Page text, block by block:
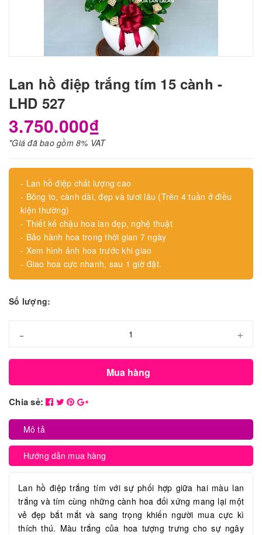
Lan hồ điệp trắng tím 15 cành -
LHD 527
3.750.000₫
*Giá đã bao gồm 8% VAT
- Lan hồ điệp chất lượng cao
- Bông to, cành dài, đẹp và tươi lâu (Trên 4 tuần ở điều
kiện thường)
- Thiết kế chậu hoa lan đẹp, nghệ thuật
- Bảo hành hoa trong thời gian 7 ngày
- Xem hình ảnh hoa trước khi giao
- Giao hoa cực nhanh, sau 1 giờ đặt.
Số lượng:
- +
Mua hàng
Chia sẻ:
Mô tả
Hướng dẫn mua hàng
Lan hồ điệp trắng tím với sự phối hợp giữa hai màu lan
trắng và tím cùng những cành hoa đối xứng mang lại một
vẻ đẹp bắt mắt và sang trọng khiến người mua cực kì
thích thú. Màu trắng của hoa tượng trưng cho sự ngây